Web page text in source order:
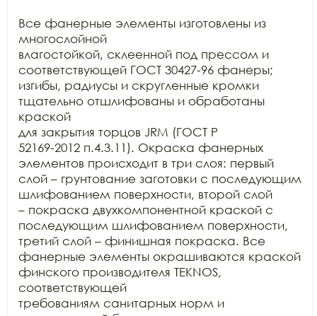
Все фанерные элементы изготовлены из
многослойной
влагостойкой, склеенной под прессом и
соответствующей ГОСТ 30427-96 фанеры;
изгибы, радиусы и скругленные кромки
тщательно отшлифованы и обработаны
краской
для закрытия торцов JRM (ГОСТ Р
52169-2012 п.4.3.11). Окраска фанерных
элементов происходит в три слоя: первый
слой – грунтование заготовки с последующим
шлифованием поверхности, второй слой
– покраска двухкомпонентной краской с
последующим шлифованием поверхности,
третий слой – финишная покраска. Все
фанерные элементы окрашиваются краской
финского производителя TEKNOS,
соответствующей
требованиям санитарных норм и